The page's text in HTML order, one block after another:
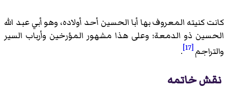
كانت كنيته المعروف بها أبا الحسين أحد أولاده، وهو أبي عبد الله
الحسين ذو الدمعة؛ وعلى هذا مشهور المؤرخين وأرباب السير
والتراجم[17]
.
نقش خاتمه